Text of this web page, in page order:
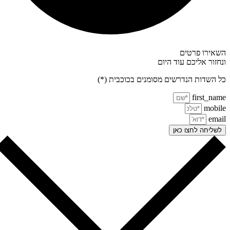
פרטים
אליכם עוד היום
השדות הנדרשים מסומנים בכוכבית (*)
לשליחה לחצו כאן